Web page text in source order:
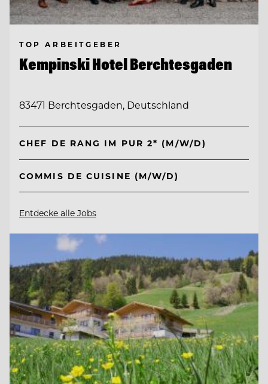
TOP ARBEITGEBER
Kempinski Hotel Berchtesgaden
83471 Berchtesgaden, Deutschland
CHEF DE RANG IM PUR 2* (M/W/D)
COMMIS DE CUISINE (M/W/D)
Entdecke alle Jobs